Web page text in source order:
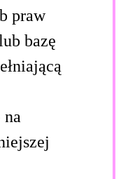
praw
bazę